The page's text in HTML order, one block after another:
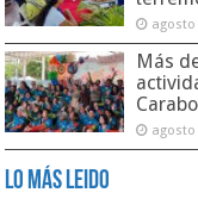
agosto
Más
agosto
Lo Más Leido